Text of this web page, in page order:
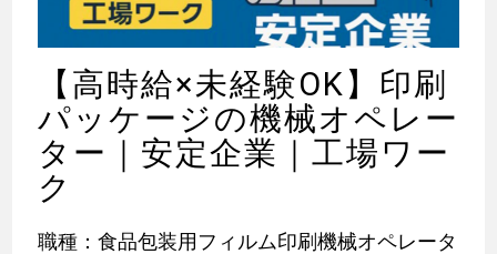
【高時給×未経験OK】印刷
パッケージの機械オペレー
ター｜安定企業｜工場ワー
ク
職種：食品包装用フィルム印刷機械オペレータ